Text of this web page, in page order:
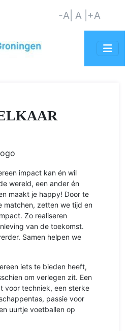
-A | A | +A
impact kan én wil
wereld, een ander én
maakt je happy! Door te
matchen, zetten we tijd en
Zo realiseren
van de toekomst.
Samen helpen we
iets te bieden heeft,
om verlegen zit. Een
voor techniek, een sterke
passie voor
uurtje voetballen op